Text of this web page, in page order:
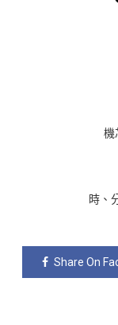
機
時、
Share On